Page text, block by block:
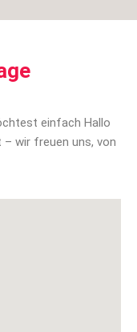
einfach Hallo
– wir freuen uns, von